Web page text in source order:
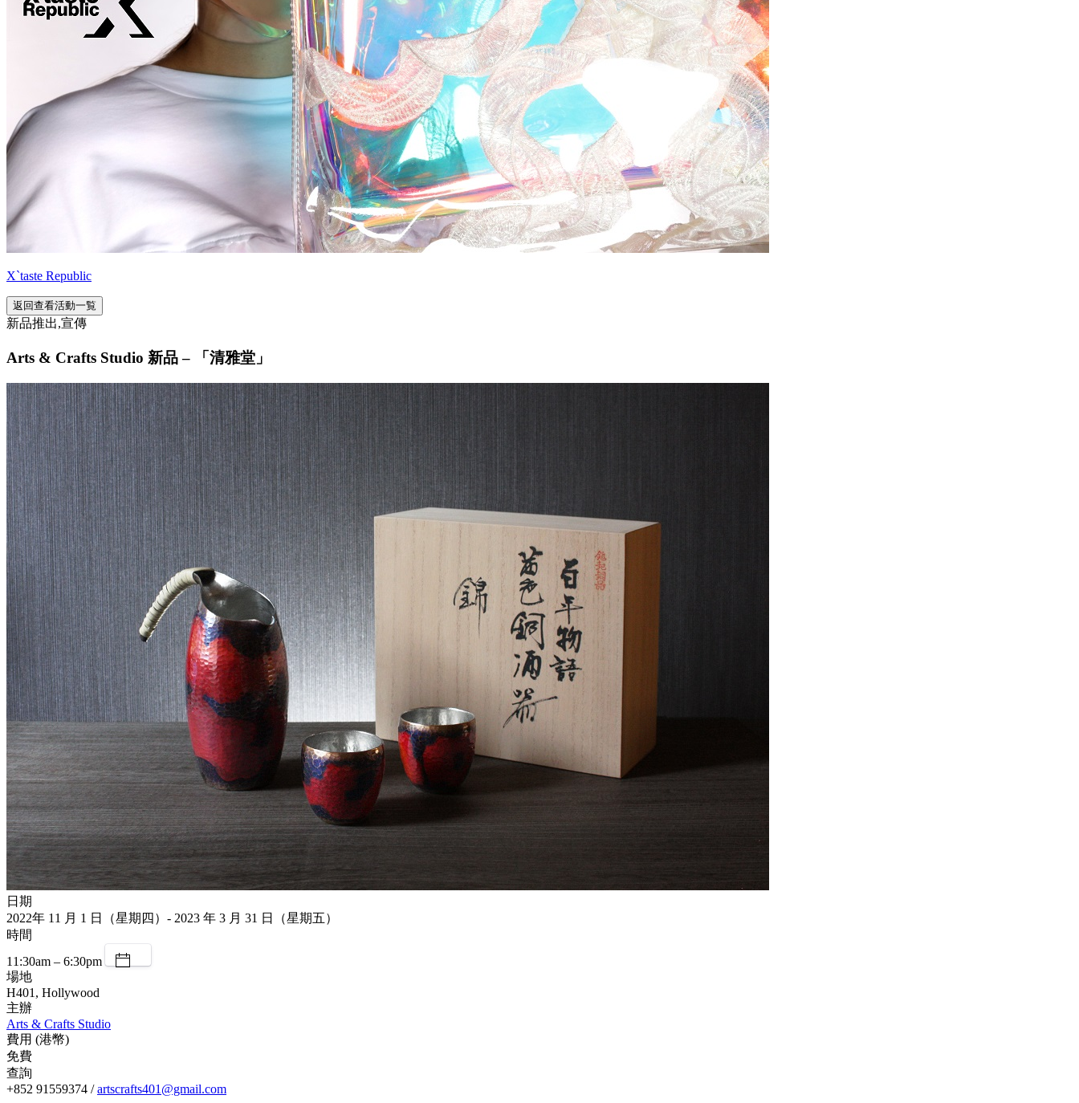
X`taste Republic
返回查看活動一覧
新品推出,宣傳
Arts & Crafts Studio 新品 – 「清雅堂」
日期
2022年 11 月 1 日（星期四）- 2023 年 3 月 31 日（星期五）
時間
11:30am – 6:30pm
場地
H401, Hollywood
主辦
Arts & Crafts Studio
費用 (港幣)
免費
查詢
+852 91559374 /artscrafts401@gmail.com